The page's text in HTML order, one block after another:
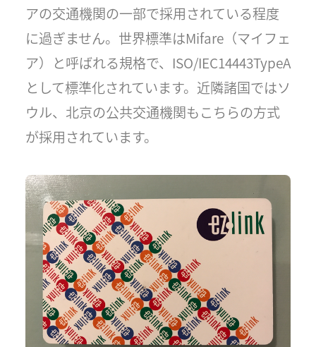
アの交通機関の一部で採用されている程度
に過ぎません。世界標準はMifare（マイフェ
ア）と呼ばれる規格で、ISO/IEC14443TypeA
として標準化されています。近隣諸国ではソ
ウル、北京の公共交通機関もこちらの方式
が採用されています。